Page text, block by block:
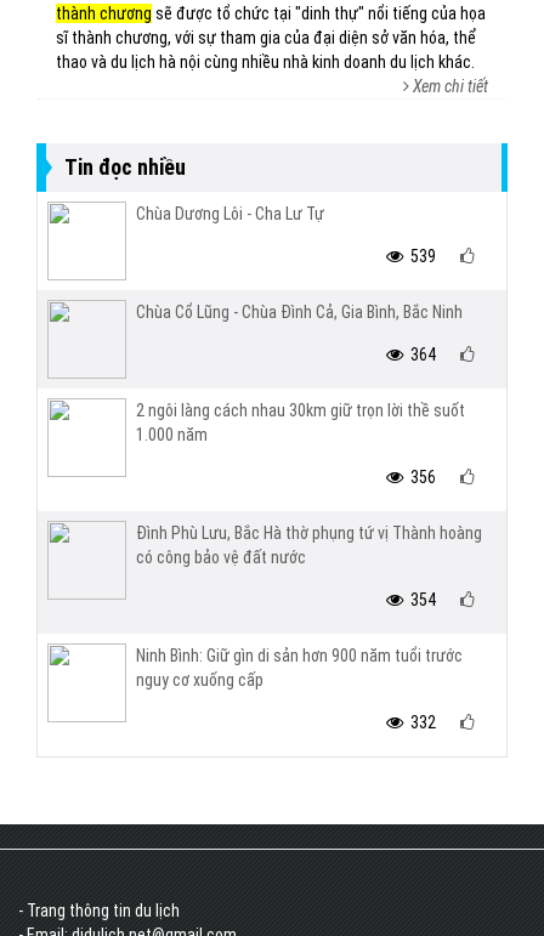
thành chương sẽ được tổ chức tại "dinh thự" nổi tiếng của họa
sĩ thành chương, với sự tham gia của đại diện sở văn hóa, thể
thao và du lịch hà nội cùng nhiều nhà kinh doanh du lịch khác.
Xem chi tiết
Tin đọc nhiều
Chùa Dương Lôi - Cha Lư Tự
539
Chùa Cổ Lũng - Chùa Đình Cả, Gia Bình, Bắc Ninh
364
2 ngôi làng cách nhau 30km giữ trọn lời thề suốt
1.000 năm
356
Đình Phù Lưu, Bắc Hà thờ phụng tứ vị Thành hoàng
có công bảo vệ đất nước
354
Ninh Bình: Giữ gìn di sản hơn 900 năm tuổi trước
nguy cơ xuống cấp
332
- Trang thông tin du lịch